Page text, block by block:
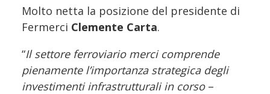
Molto netta la posizione del presidente di
Fermerci Clemente Carta.
“Il settore ferroviario merci comprende
pienamente l’importanza strategica degli
investimenti infrastrutturali in corso–